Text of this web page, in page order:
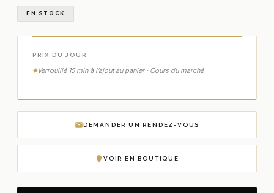
EN STOCK
PRIX DU JOUR
Verrouillé 15 min à l’ajout au panier · Cours du marché
DEMANDER UN RENDEZ-VOUS
VOIR EN BOUTIQUE